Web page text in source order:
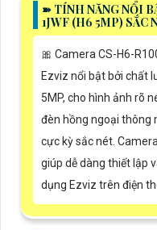
➽ TÍNH NĂNG NỔI
1JWF (H6 5MP) SẮC
🎀 Camera CS-H6-
Ezviz nổi bật bởi chất
5MP, cho hình ảnh rõ
đèn hồng ngoại thông
cực kỳ sắc nét.
giúp dễ dàng thiết lập
dụng Ezviz trên điện